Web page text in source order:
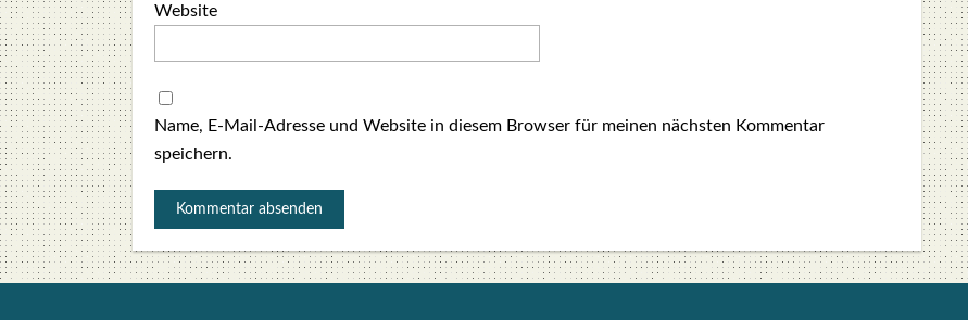
Website
Name, E-Mail-Adresse und Website in diesem Browser für meinen nächsten Kommentar
speichern.